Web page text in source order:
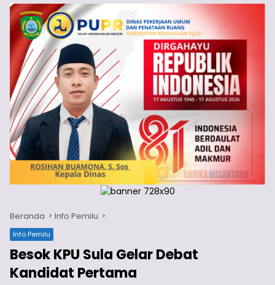
Beranda Info Pemilu
Info Pemilu
Besok KPU Sula Gelar Debat
Kandidat Pertama